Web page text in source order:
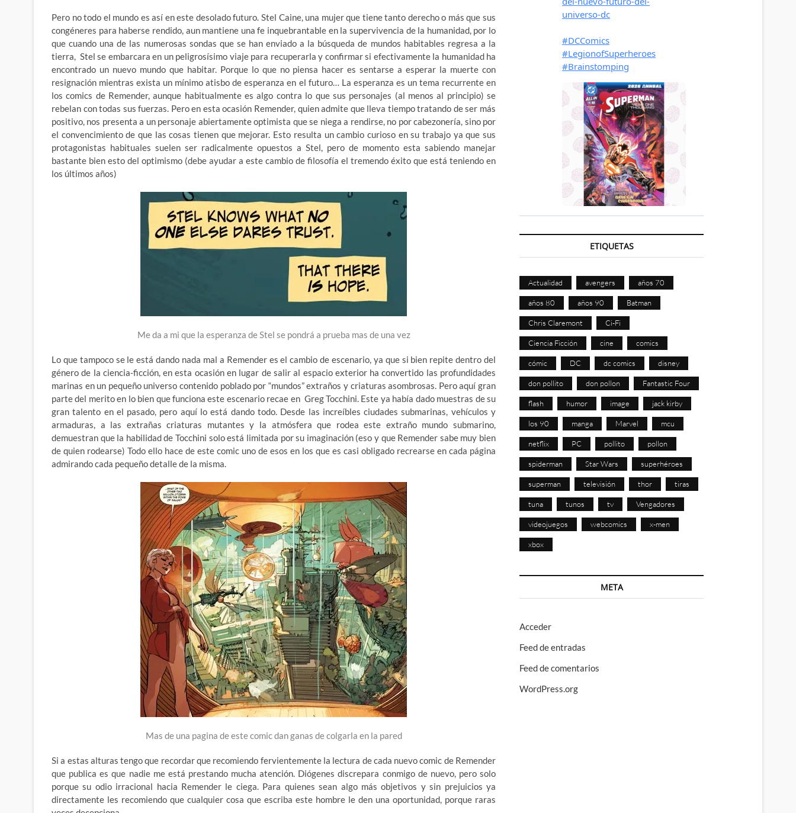
Pero no todo el mundo es así en este desolado futuro. Stel Caine, una mujer que tiene tanto derecho o más que sus
congéneres para haberse rendido, aun mantiene una fe inquebrantable en la supervivencia de la humanidad, por lo
que cuando una de las numerosas sondas que se han enviado a la búsqueda de mundos habitables regresa a la
tierra, Stel se embarcara en un peligrosísimo viaje para recuperarla y confirmar si efectivamente la humanidad ha
encontrado un nuevo mundo que habitar. Porque lo que no piensa hacer es sentarse a esperar la muerte con
resignación mientras exista un mínimo atisbo de esperanza en el futuro… La esperanza es un tema recurrente en
los comics de Remender, aunque habitualmente es algo contra lo que sus personajes (al menos al principio) se
rebelan con todas sus fuerzas. Pero en esta ocasión Remender, quien admite que lleva tiempo tratando de ser más
positivo, nos presenta a un personaje abiertamente optimista que se niega a rendirse, no por cabezonería, sino por
el convencimiento de que las cosas tienen que mejorar. Esto resulta un cambio curioso en su trabajo ya que sus
protagonistas habituales suelen ser radicalmente opuestos a Stel, pero de momento esta sabiendo manejar
bastante bien esto del optimismo (debe ayudar a este cambio de filosofía el tremendo éxito que está teniendo en
los últimos años)
Me da a mi que la esperanza de Stel se pondrá a prueba mas de una vez
Lo que tampoco se le está dando nada mal a Remender es el cambio de escenario, ya que si bien repite dentro del
género de la ciencia-ficción, en esta ocasión en lugar de salir al espacio exterior ha convertido las profundidades
marinas en un pequeño universo contenido poblado por “mundos” extraños y criaturas asombrosas. Pero aquí gran
parte del merito en lo bien que funciona este escenario recae en Greg Tocchini. Este ya había dado muestras de su
gran talento en el pasado, pero aquí lo está dando todo. Desde las increíbles ciudades submarinas, vehículos y
armaduras, a las extrañas criaturas mutantes y la atmósfera que rodea este extraño mundo submarino,
demuestran que la habilidad de Tocchini solo está limitada por su imaginación (eso y que Remender sabe muy bien
de quien rodearse) Todo ello hace de este comic uno de esos en los que es casi obligado recrearse en cada página
admirando cada pequeño detalle de la misma.
Mas de una pagina de este comic dan ganas de colgarla en la pared
Si a estas alturas tengo que recordar que recomiendo fervientemente la lectura de cada nuevo comic de Remender
que publica es que nadie me está prestando mucha atención. Diógenes discrepara conmigo de nuevo, pero solo
porque su odio irracional hacia Remender le ciega. Para quienes sean algo más objetivos y sin prejuicios ya
directamente les recomiendo que cualquier cosa que escriba este hombre le den una oportunidad, porque raras
ETIQUETAS
Actualidad avengers años 70
años 80 años 90 Batman
Chris Claremont Ci-Fi
Ciencia Ficción cine comics
cómic DC dc comics disney
don pollito don pollon Fantastic Four
flash humor image jack kirby
los 90 manga Marvel mcu
netflix PC pollito pollon
spiderman Star Wars superhéroes
superman televisión thor tiras
tuna tunos tv Vengadores
videojuegos webcomics x-men
xbox
META
Acceder
Feed de entradas
Feed de comentarios
WordPress.org